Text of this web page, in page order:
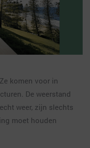
komen voor in
De weerstand
weer, zijn slechts
moet houden